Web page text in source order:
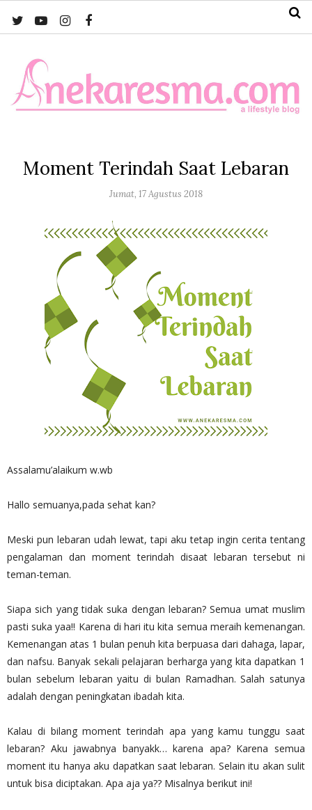
Moment Terindah Saat Lebaran
Jumat, 17 Agustus 2018
Assalamu’alaikum w.wb
Hallo semuanya,pada sehat kan?
Meski pun lebaran udah lewat, tapi aku tetap ingin cerita tentang
pengalaman dan moment terindah disaat lebaran tersebut ni
teman-teman.
Siapa sich yang tidak suka dengan lebaran? Semua umat muslim
pasti suka yaa!! Karena di hari itu kita semua meraih kemenangan.
Kemenangan atas 1 bulan penuh kita berpuasa dari dahaga, lapar,
dan nafsu. Banyak sekali pelajaran berharga yang kita dapatkan 1
bulan sebelum lebaran yaitu di bulan Ramadhan. Salah satunya
adalah dengan peningkatan ibadah kita.
Kalau di bilang moment terindah apa yang kamu tunggu saat
lebaran? Aku jawabnya banyakk… karena apa? Karena semua
moment itu hanya aku dapatkan saat lebaran. Selain itu akan sulit
untuk bisa diciptakan. Apa aja ya?? Misalnya berikut ini!